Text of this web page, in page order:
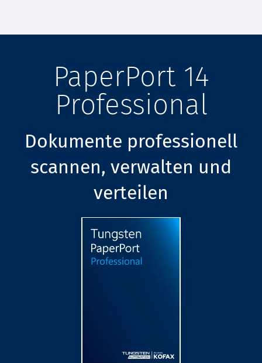
PaperPort 14
Professional
Dokumente professionell
scannen, verwalten und
verteilen